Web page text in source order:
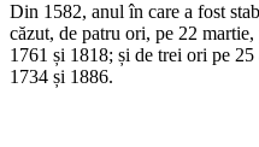
Din 1582, anul în care a fost
căzut, de patru ori, pe 22
1761 și 1818; și de trei ori pe
1734 și 1886.